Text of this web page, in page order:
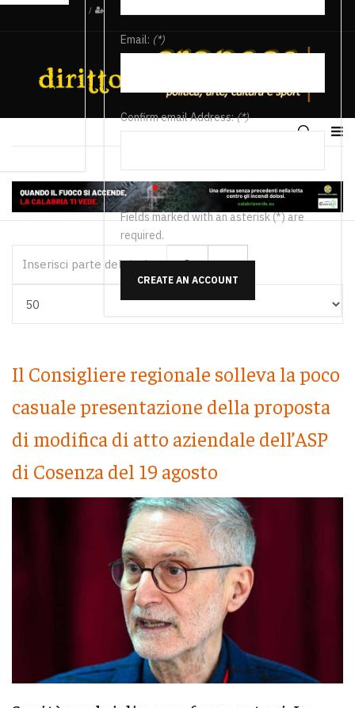
/
Email: (*)
Confirm email Address:(*)
Fields marked with an asterisk (*) are
required.
CREATE AN ACCOUNT
Il Consigliere regionale solleva la poco
casuale presentazione della proposta
di modifica di atto aziendale dell’ASP
di Cosenza del 19 agosto